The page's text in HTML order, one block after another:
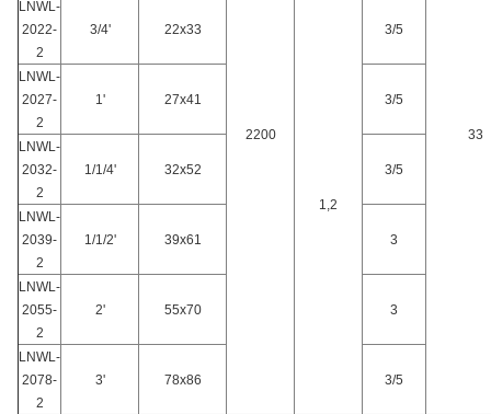
2200 33
LNWL-
2022-
2
3/4' 22x33
1,2
3/5
LNWL-
2027-
2
1' 27x41 3/5
LNWL-
2032-
2
1/1/4' 32x52 3/5
LNWL-
2039-
2
1/1/2' 39x61 3
LNWL-
2055-
2
2' 55x70 3
LNWL-
2078-
2
3' 78x86 3/5